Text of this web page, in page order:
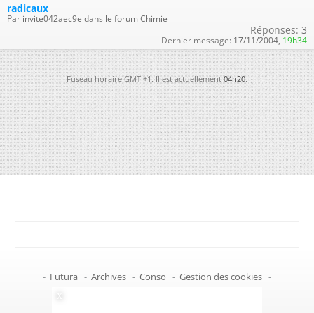
radicaux
Par invite042aec9e dans le forum Chimie
Réponses: 3
Dernier message: 17/11/2004, 19h34
Fuseau horaire GMT +1. Il est actuellement04h20.
- Futura - Archives - Conso - Gestion des cookies -